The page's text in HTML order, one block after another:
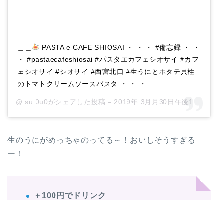
PASTA e CAFE SHIOSAI ・ ・ ・ #備忘録 ・ ・
・ #pastaecafeshiosai #パスタエカフェシオサイ #カフ
ェシオサイ #シオサイ #西宮北口 #生うにとホタテ貝柱
のトマトクリームソースパスタ ・ ・ ・
@ su.0u0がシェアした投稿 – 2019年 3月月30日午後11時20分PDT
生のうにがめっちゃのってる～！おいしそうすぎる
ー！
＋100円でドリンク